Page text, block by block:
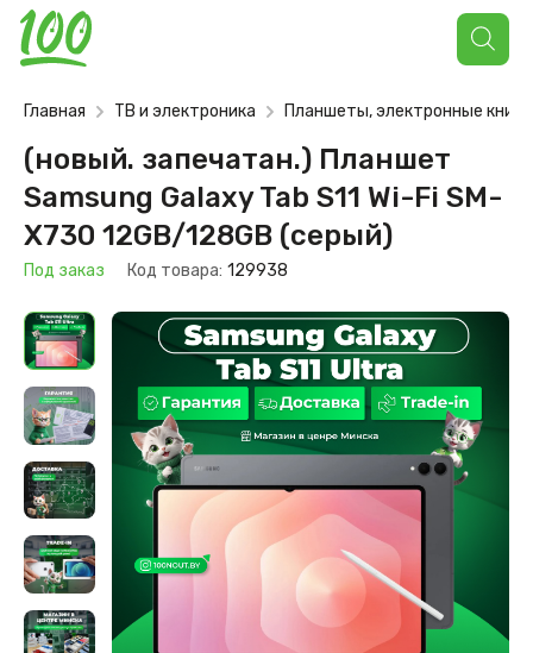
Поиск
товаров
Главная ТВ и электроника Планшеты, электронные книги
(новый. запечатан.) Планшет
Samsung Galaxy Tab S11 Wi-Fi SM-
X730 12GB/128GB (серый)
Под заказ Код товара: 129938